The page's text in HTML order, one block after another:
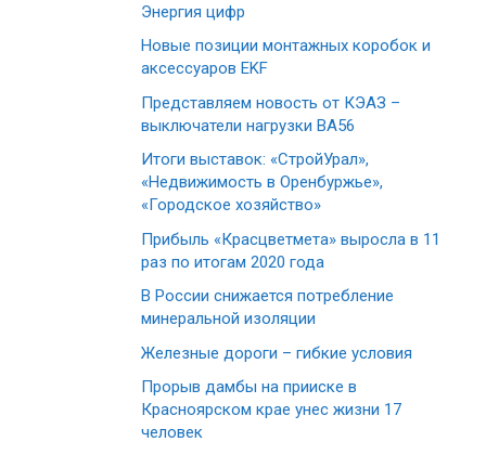
Энергия цифр
Новые позиции монтажных коробок и
аксессуаров EKF
Представляем новость от КЭАЗ –
выключатели нагрузки ВА56
Итоги выставок: «СтройУрал»,
«Недвижимость в Оренбуржье»,
«Городское хозяйство»
Прибыль «Красцветмета» выросла в 11
раз по итогам 2020 года
В России снижается потребление
минеральной изоляции
Железные дороги – гибкие условия
Прорыв дамбы на прииске в
Красноярском крае унес жизни 17
человек